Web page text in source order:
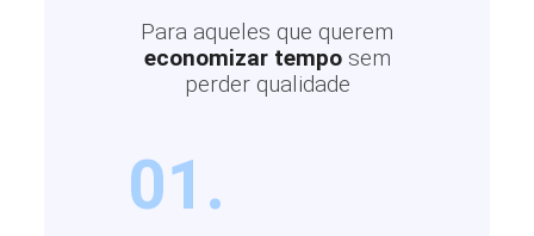
Para aqueles que querem
economizar tempo sem
perder qualidade
01.